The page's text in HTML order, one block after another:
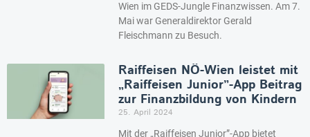
Wien im GEDS-Jungle Finanzwissen. Am 7.
Mai war Generaldirektor Gerald
Fleischmann zu Besuch.
Raiffeisen NÖ-Wien leistet mit
„Raiffeisen Junior”-App Beitrag
zur Finanzbildung von Kindern
25. April 2024
Mit der „Raiffeisen Junior”-App bietet